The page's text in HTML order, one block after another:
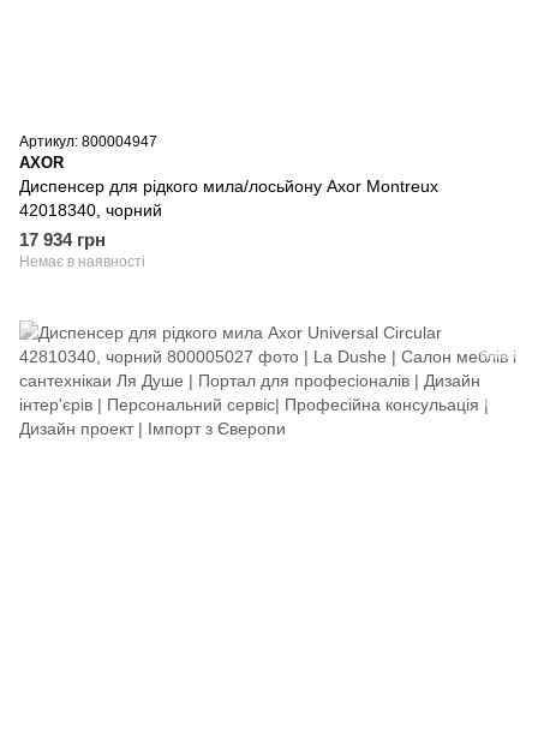
Артикул: 800004947
AXOR
Диспенсер для рідкого мила/лосьйону Axor Montreux
42018340, чорний
17 934 грн
Немає в наявності